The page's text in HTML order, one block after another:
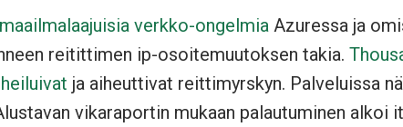
verkko-ongelmia Azuressa ja
reitittimen ip-osoitemuutoksen takia.
ja aiheuttivat reittimyrskyn. Palveluissa
vikaraportin mukaan palautuminen alkoi